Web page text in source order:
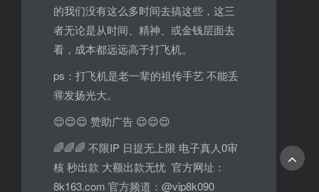
的我们没有这么多时间去搞这些，这三
者无论是从时间、精神、或金钱层面去
看，成本都远远高于打飞机。
ps：打飞机是老一辈的祖传手艺 不能丢
🉐发扬光大。
😌😌😌 赞助广告 😌😌😌
🌈🌈🌈 不限IP 日提无上限 电子真人0审
核 秒出款 大额出款无忧 官方网址：
8k163.com 官方频道：@vip8k090